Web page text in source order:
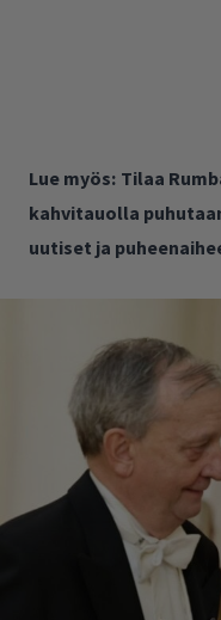
Lue myös: Tilaa
kahvitauolla
uutiset ja